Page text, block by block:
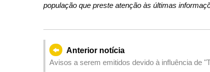
população que preste atenção às últimas
Anterior notícia
Avisos a serem emitidos devido à influência de